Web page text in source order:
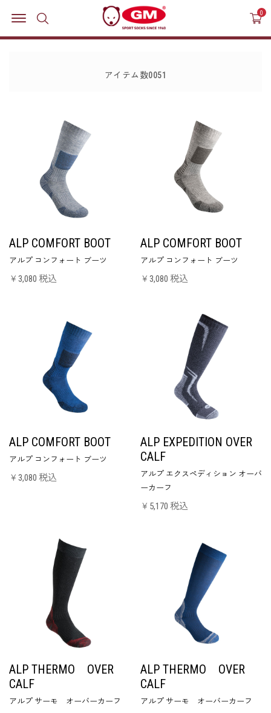
MENU OPEN 0
アイテム数0051
ALP COMFORT BOOT
アルプ コンフォート ブーツ
￥3,080 税込
ALP COMFORT BOOT
アルプ コンフォート ブーツ
￥3,080 税込
ALP COMFORT BOOT
アルプ コンフォート ブーツ
￥3,080 税込
ALP EXPEDITION OVER
CALF
アルプ エクスペディション オーバ
ーカーフ
￥5,170 税込
ALP THERMO OVER
CALF
アルプ サーモ オーバーカーフ
ALP THERMO OVER
CALF
アルプ サーモ オーバーカーフ